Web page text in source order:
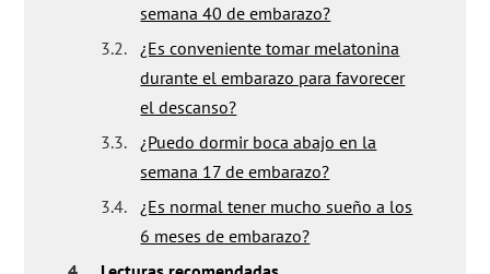
semana 40 de embarazo?
3.2.
¿Es conveniente tomar melatonina
durante el embarazo para favorecer
el descanso?
3.3.
¿Puedo dormir boca abajo en la
semana 17 de embarazo?
3.4.
¿Es normal tener mucho sueño a los
6 meses de embarazo?